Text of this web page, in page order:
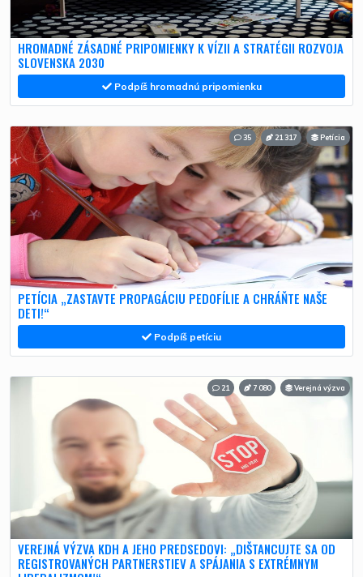
HROMADNÉ ZÁSADNÉ PRIPOMIENKY K VÍZII A STRATÉGII ROZVOJA
SLOVENSKA 2030
Podpíš hromadnú pripomienku
35 21 317 Petícia
PETÍCIA „ZASTAVTE PROPAGÁCIU PEDOFÍLIE A CHRÁŇTE NAŠE
DETI!“
Podpíš petíciu
21 7 080 Verejná výzva
VEREJNÁ VÝZVA KDH A JEHO PREDSEDOVI: „DIŠTANCUJTE SA OD
REGISTROVANÝCH PARTNERSTIEV A SPÁJANIA S EXTRÉMNYM